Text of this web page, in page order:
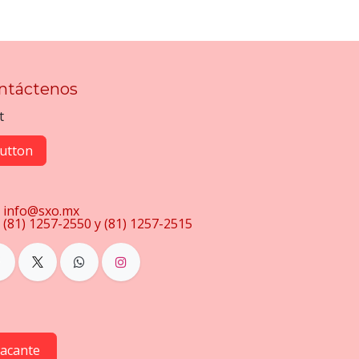
info@sxo.mx
(81) 1257-2550 y (81) 1257-2515